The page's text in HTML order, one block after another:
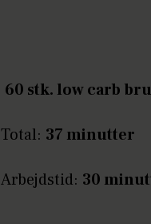
60 stk. low carb
Total: 37 minutter
Arbejdstid: 30